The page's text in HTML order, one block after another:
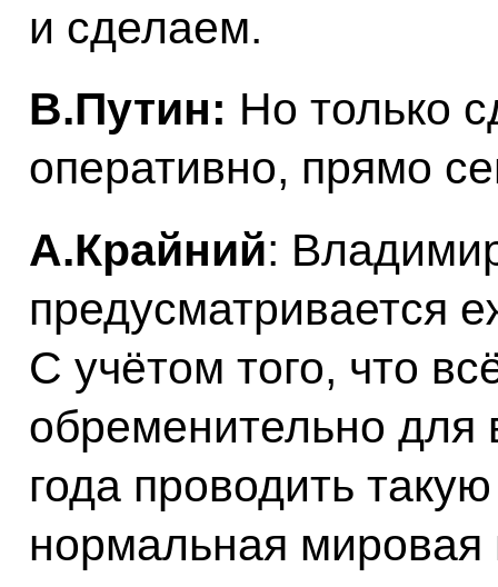
и сделаем.
В.Путин: Но только
оперативно, прямо
А.Крайний:
предусматривается
С учётом того, что
обременительно для
года проводить
нормальная мировая